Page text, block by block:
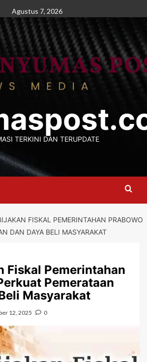
Agustus 7, 2026
TERKINI DAN TERUPDATE
FISKAL PEMERINTAHAN PRABOWO
DAN DAYA BELI MASYARAKAT
Fiskal Pemerintahan
Pemerataan
Masyarakat
12, 2025 0